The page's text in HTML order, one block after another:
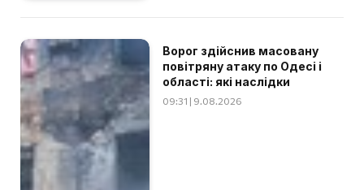
Ворог здійснив масовану
повітряну атаку по Одесі і
області: які наслідки
09:31 | 9.08.2026